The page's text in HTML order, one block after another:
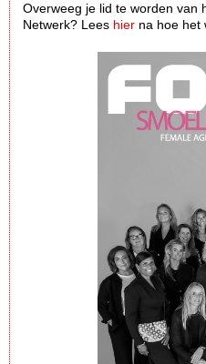
Overweeg je lid te worden van
Netwerk? Lees hier na hoe het